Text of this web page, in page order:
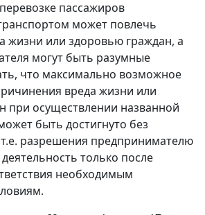
пассажиров
может повлечь
жизни или здоровью граждан, а
могут быть разумные
что максимально возможное
вреда жизни или
при осуществлении названной
быть достигнуто без
разрешения предпринимателю
только после
необходимым